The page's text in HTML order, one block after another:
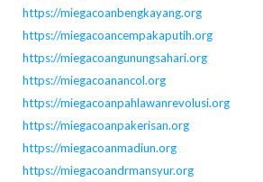
https://miegacoanbengkayang.org
https://miegacoancempakaputih.org
https://miegacoangunungsahari.org
https://miegacoanancol.org
https://miegacoanpahlawanrevolusi.org
https://miegacoanpakerisan.org
https://miegacoanmadiun.org
https://miegacoandrmansyur.org